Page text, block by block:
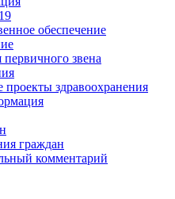
обеспечение
звена
здравоохранения
граждан
комментарий